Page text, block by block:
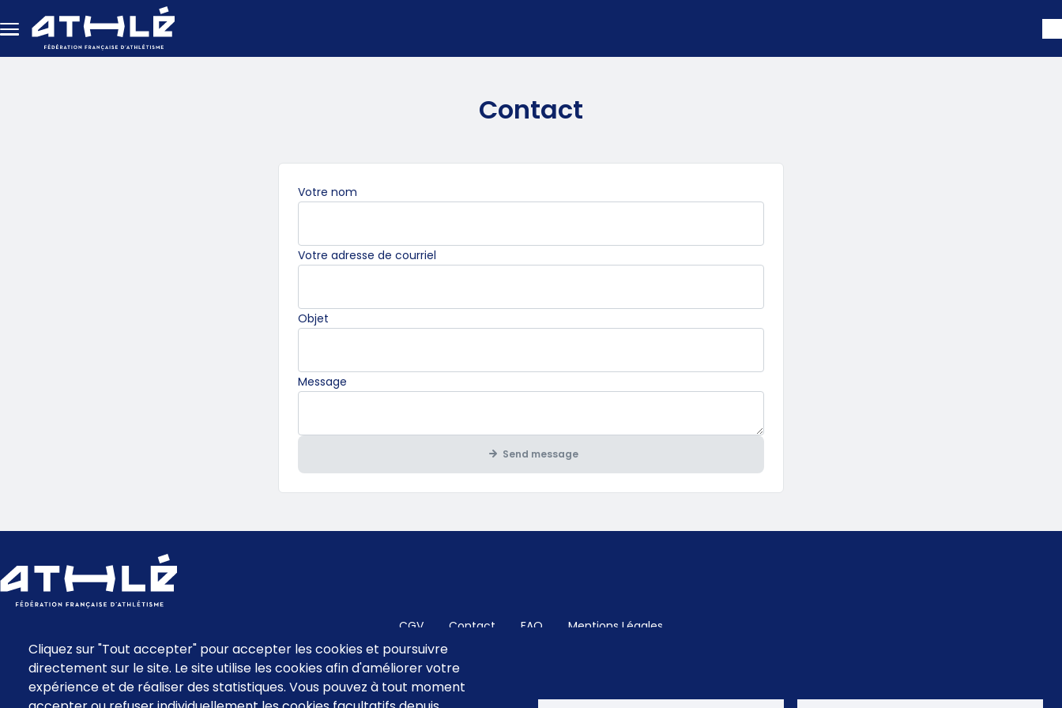
Contact
Votre nom
Votre adresse de courriel
Objet
Message
Send message
Cliquez sur "Tout accepter" pour accepter les cookies et poursuivre
directement sur le site. Le site utilise les cookies afin d'améliorer votre
expérience et de réaliser des statistiques. Vous pouvez à tout moment
footer
CGV Contact FAQ Mentions Légales